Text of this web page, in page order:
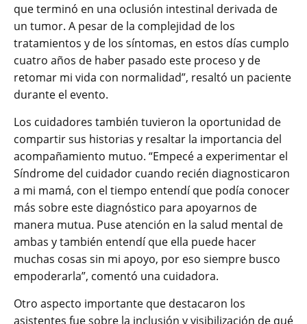
que terminó en una oclusión intestinal derivada de
un tumor. A pesar de la complejidad de los
tratamientos y de los síntomas, en estos días cumplo
cuatro años de haber pasado este proceso y de
retomar mi vida con normalidad”, resaltó un paciente
durante el evento.
Los cuidadores también tuvieron la oportunidad de
compartir sus historias y resaltar la importancia del
acompañamiento mutuo. “Empecé a experimentar el
Síndrome del cuidador cuando recién diagnosticaron
a mi mamá, con el tiempo entendí que podía conocer
más sobre este diagnóstico para apoyarnos de
manera mutua. Puse atención en la salud mental de
ambas y también entendí que ella puede hacer
muchas cosas sin mi apoyo, por eso siempre busco
empoderarla”, comentó una cuidadora.
Otro aspecto importante que destacaron los
asistentes fue sobre la inclusión y visibilización de qué